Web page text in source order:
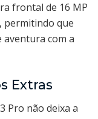
frontal de 16 MP
permitindo que
aventura com a
Extras
Pro não deixa a